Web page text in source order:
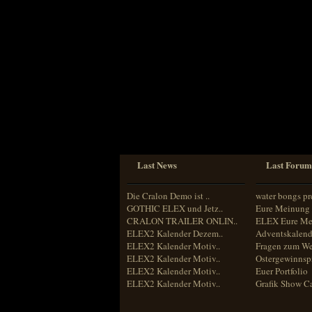
Last News
Die Cralon Demo ist ..
GOTHIC ELEX und Jetz..
CRALON TRAILER ONLIN..
ELEX2 Kalender Dezem..
ELEX2 Kalender Motiv..
ELEX2 Kalender Motiv..
ELEX2 Kalender Motiv..
ELEX2 Kalender Motiv..
Last Forum
water bongs
Eure Meinung
ELEX Eure
Fragen zum
Euer Portfolio
Grafik Show